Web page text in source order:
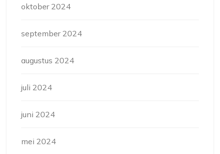
oktober 2024
september 2024
augustus 2024
juli 2024
juni 2024
mei 2024